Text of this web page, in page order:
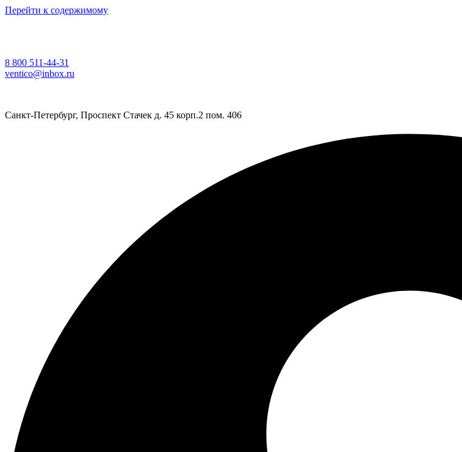
Перейти к содержимому
8 800 511-44-31
ventico@inbox.ru
Санкт-Петербург, Проспект Стачек д. 45 корп.2 пом. 406